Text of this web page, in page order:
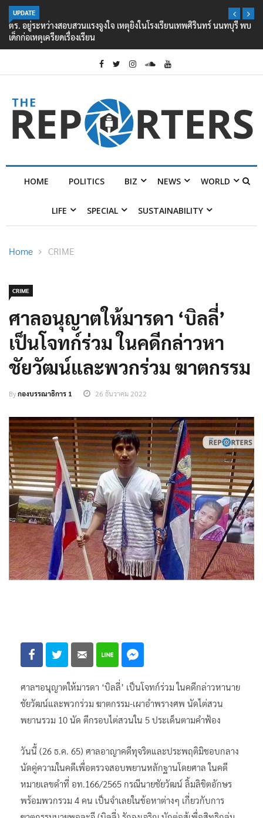
UPDATE
ตร. อยู่ระหว่างสอบสวนแรงจูงใจ เหตุยิงในโรงเรียนเทพศิรินทร์ นนทบุรี พบ
เด็กก่อเหตุเครียดเรื่องเรียน
HOME POLITICS BIZ NEWS WORLD
LIFE SPECIAL SUSTAINABILITY
Home CRIME
CRIME
ศาลอนุญาตให้มารดา ‘บิลลี่’
เป็นโจทก์ร่วม ในคดีกล่าวหา
ชัยวัฒน์และพวกร่วม ฆาตกรรม
Byกองบรรณาธิการ 1 26 ธันวาคม 2022
ศาลฯอนุญาตให้มารดา ‘บิลลี่’ เป็นโจทก์ร่วม ในคดีกล่าวหานาย
ชัยวัฒน์และพวกร่วม ฆาตกรรม-เผาอำพรางศพ นัดไต่สวน
พยานรวม 10 นัด ตีกรอบไต่สวนใน 5 ประเด็นตามคำฟ้อง
วันนี้ (26 ธ.ค. 65) ศาลอาญาคดีทุจริตและประพฤติมิชอบกลาง
นัดคู่ความในคดีเพื่อตรวจสอบพยานหลักฐานโดยศาล ในคดี
หมายเลขดำที่ อท.166/2565 กรณีนายชัยวัฒน์ ลิ้มลิขิตอักษร
พร้อมพวกรวม 4 คน เป็นจำเลยในข้อหาต่างๆ เกี่ยวกับการ